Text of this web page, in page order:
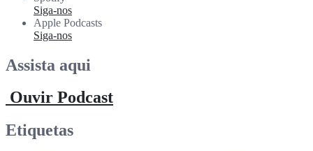
Siga-nos
Apple Podcasts
Siga-nos
Assista aqui
Ouvir Podcast
Etiquetas